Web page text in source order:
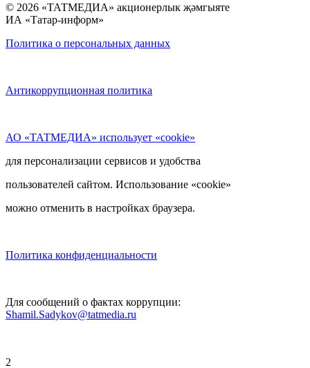
© 2026 «ТАТМЕДИА» акционерлык җәмгыяте
ИА «Татар-информ»
Политика о персональных данных
Антикоррупционная политика
АО «ТАТМЕДИА» использует «cookie»
для персонализации сервисов и удобства
пользователей сайтом. Использование «cookie»
можно отменить в настройках браузера.
Политика конфиденциальности
Для сообщений о фактах коррупции:
Shamil.Sadykov@tatmedia.ru
2